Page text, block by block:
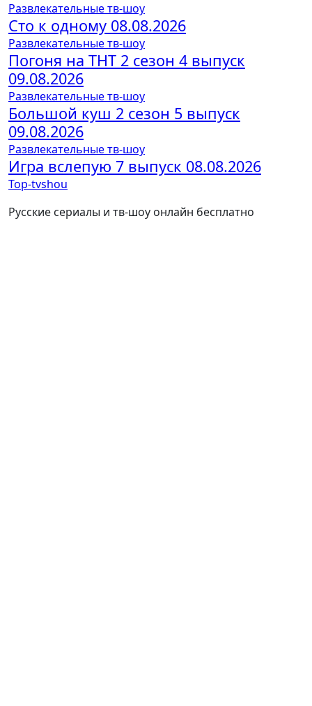
Развлекательные тв-шоу
Сто к одному 08.08.2026
Развлекательные тв-шоу
Погоня на ТНТ 2 сезон 4 выпуск
09.08.2026
Развлекательные тв-шоу
Большой куш 2 сезон 5 выпуск
09.08.2026
Развлекательные тв-шоу
Игра вслепую 7 выпуск 08.08.2026
Top-tvshou
Русские сериалы и тв-шоу онлайн бесплатно